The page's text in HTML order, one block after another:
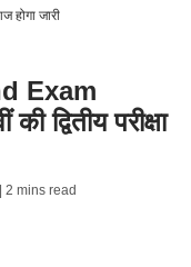
होगा जारी
Exam
द्वितीय परीक्षा
2 mins read